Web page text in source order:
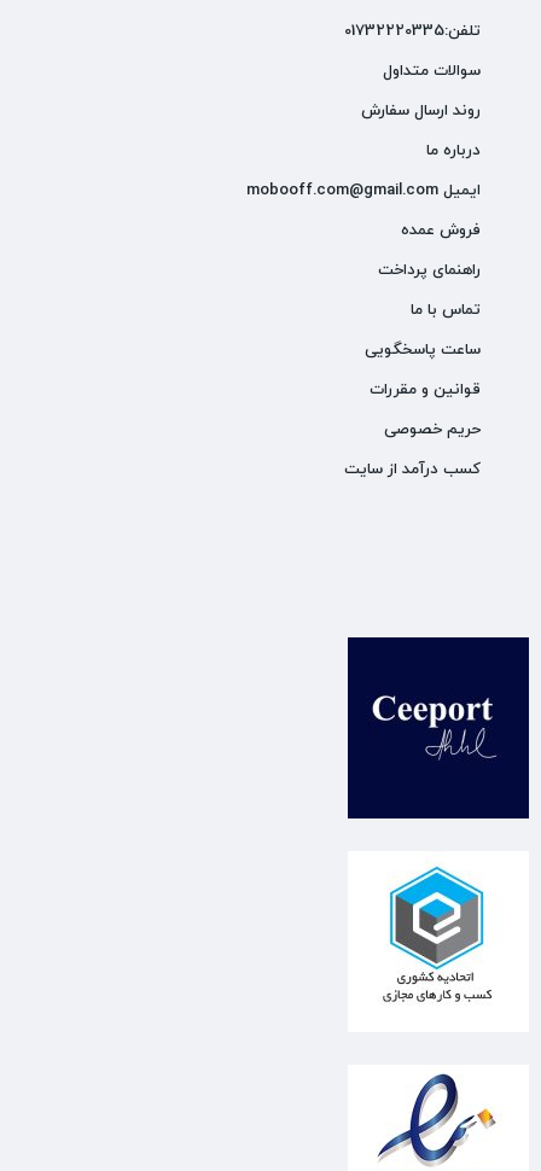
تلفن:01732220335
سوالات متداول
روند ارسال سفارش
درباره ما
ایمیل mobooff.com@gmail.com
فروش عمده
راهنمای پرداخت
تماس با ما
ساعت پاسخگویی
قوانین و مقررات
حریم خصوصی
کسب درآمد از سایت